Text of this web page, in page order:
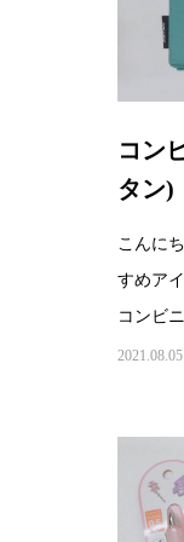
コン
タン)
こんに
すめア
コンビ
2021.08.05